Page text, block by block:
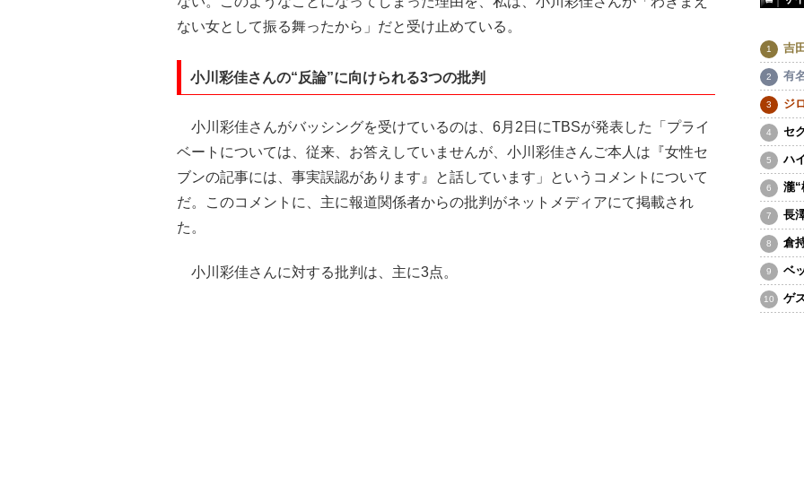
ない女として振る舞ったから」だと受け止めている。
小川彩佳さんの“反論”に向けられる3つの批判
小川彩佳さんがバッシングを受けているのは、6月2日にTBSが発表した「プライ
ベートについては、従来、お答えしていませんが、小川彩佳さんご本人は『女性セ
ブンの記事には、事実誤認があります』と話しています」というコメントについて
だ。このコメントに、主に報道関係者からの批判がネットメディアにて掲載され
た。
小川彩佳さんに対する批判は、主に3点。
吉
有
ジ
セ
ハ
瀧“
長
倉
ベ
ゲ